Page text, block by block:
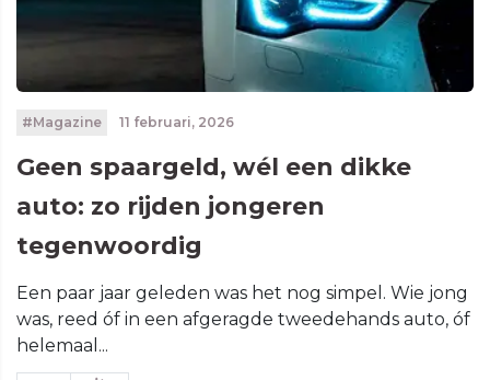
#Magazine 11 februari, 2026
Geen spaargeld, wél een dikke
auto: zo rijden jongeren
tegenwoordig
Een paar jaar geleden was het nog simpel. Wie jong
was, reed óf in een afgeragde tweedehands auto, óf
helemaal...